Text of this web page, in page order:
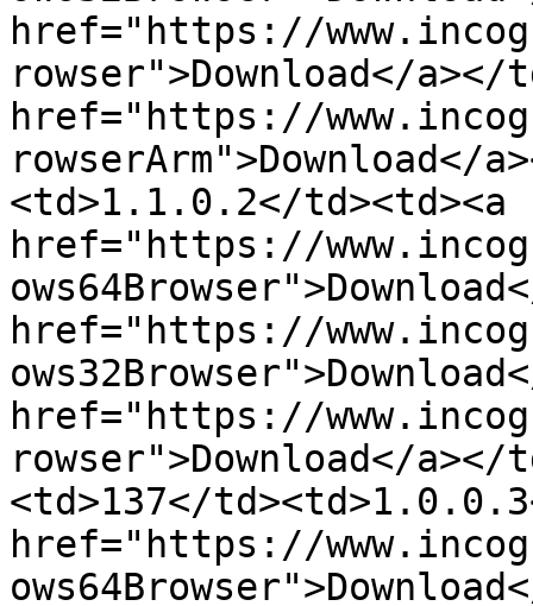
href="https://
rowser">Download</a></
href="https://
<td>1.1.0.2</td><td><a
href="https://
href="https://
href="https://
rowser">Download</
<td>137</
href="https://